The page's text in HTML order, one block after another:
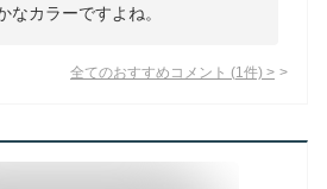
なカラーですよね。
全てのおすすめコメント (1 件) >